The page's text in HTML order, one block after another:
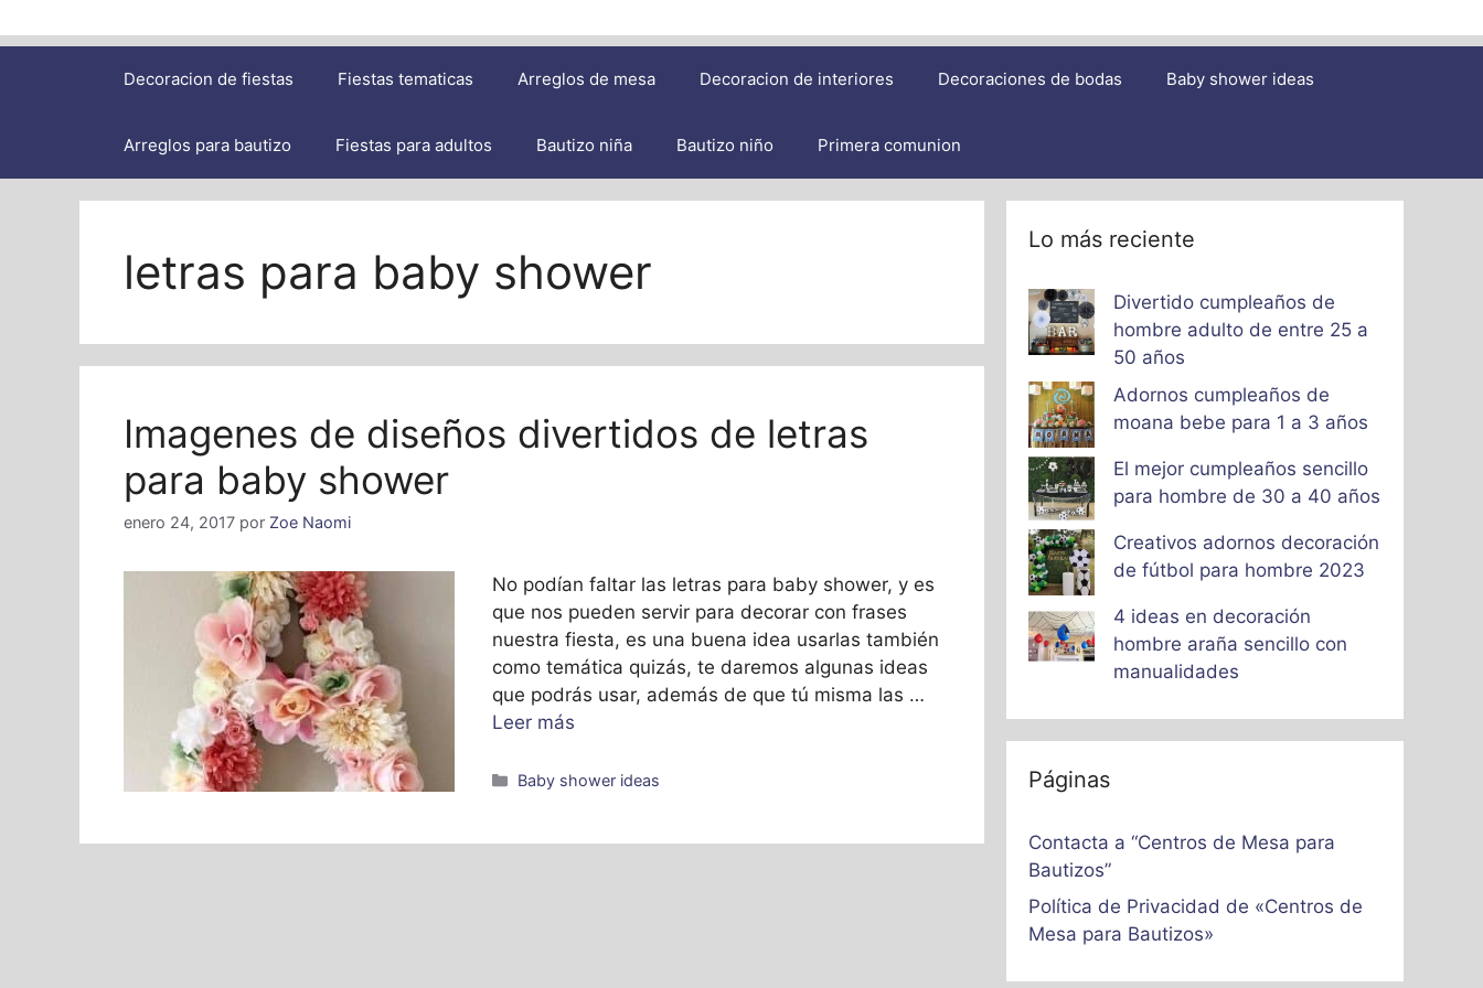
Decoracion de fiestas Fiestas tematicas Arreglos de mesa Decoracion de interiores Decoraciones de bodas Baby shower ideas
Arreglos para bautizo Fiestas para adultos Bautizo niña Bautizo niño Primera comunion
letras para baby shower
Imagenes de diseños divertidos de letras
para baby shower
enero 24, 2017 por Zoe Naomi
No podían faltar las letras para baby shower, y es
que nos pueden servir para decorar con frases
nuestra fiesta, es una buena idea usarlas también
como temática quizás, te daremos algunas ideas
que podrás usar, además de que tú misma las …
Leer más
Categorías
Baby shower ideas
Lo más reciente
Divertido cumpleaños de
hombre adulto de entre 25 a
50 años
Adornos cumpleaños de
moana bebe para 1 a 3 años
El mejor cumpleaños sencillo
para hombre de 30 a 40 años
Creativos adornos decoración
de fútbol para hombre 2023
4 ideas en decoración
hombre araña sencillo con
manualidades
Páginas
Contacta a “Centros de Mesa para
Bautizos”
Política de Privacidad de «Centros de
Mesa para Bautizos»